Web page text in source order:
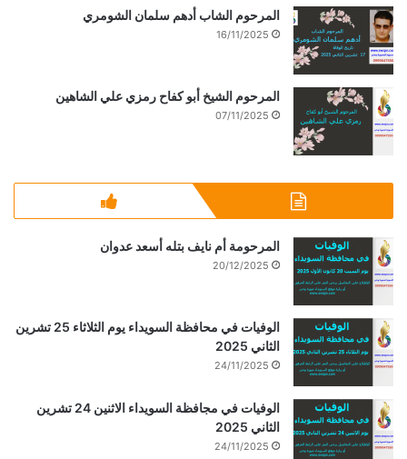
المرحوم الشاب أدهم سلمان الشومري
16/11/2025
المرحوم الشيخ أبو كفاح رمزي علي الشاهين
07/11/2025
المرحومة أم نايف بتله أسعد عدوان
20/12/2025
الوفيات في محافظة السويداء يوم الثلاثاء 25 تشرين
الثاني 2025
24/11/2025
الوفيات في مجافظة السويداء الاثنين 24 تشرين
الثاني 2025
24/11/2025